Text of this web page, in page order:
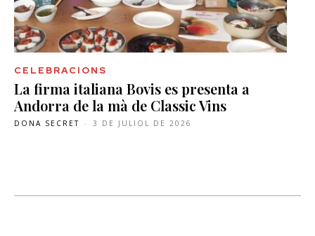
CELEBRACIONS
La firma italiana Bovis es presenta a
Andorra de la mà de Classic Vins
DONA SECRET - 3 DE JULIOL DE 2026